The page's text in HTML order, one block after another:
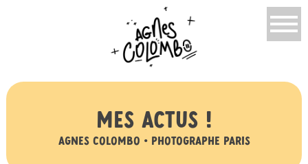
Mes actus !
Agnes Colombo • Photographe Paris